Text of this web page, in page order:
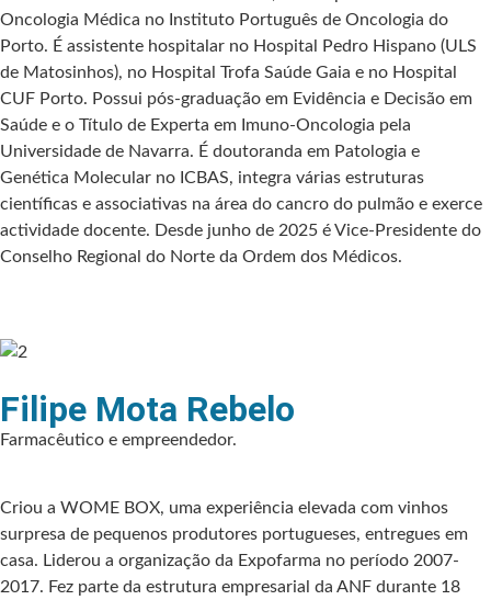
Oncologia Médica no Instituto Português de Oncologia do
Porto. É assistente hospitalar no Hospital Pedro Hispano (ULS
de Matosinhos), no Hospital Trofa Saúde Gaia e no Hospital
CUF Porto. Possui pós-graduação em Evidência e Decisão em
Saúde e o Título de Experta em Imuno-Oncologia pela
Universidade de Navarra. É doutoranda em Patologia e
Genética Molecular no ICBAS, integra várias estruturas
científicas e associativas na área do cancro do pulmão e exerce
actividade docente. Desde junho de 2025 é Vice-Presidente do
Conselho Regional do Norte da Ordem dos Médicos.
Filipe Mota Rebelo
Farmacêutico e empreendedor.​
Criou a WOME BOX, uma experiência elevada com vinhos
surpresa de pequenos produtores portugueses, entregues em
casa.​ Liderou a organização da Expofarma no período 2007-
2017.​ Fez parte da estrutura empresarial da ANF durante 18